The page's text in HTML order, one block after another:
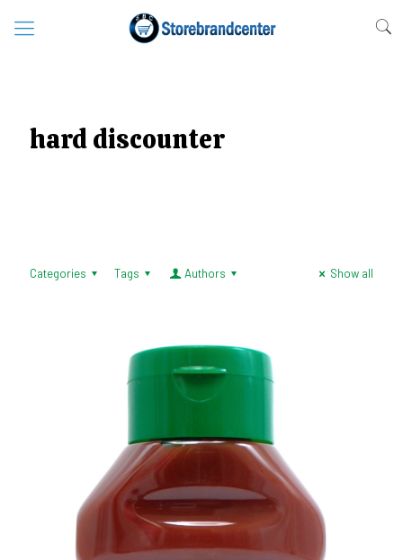
hard discounter
Categories Tags Authors Show all